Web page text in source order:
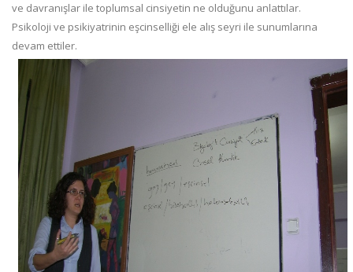
ve davranışlar ile toplumsal cinsiyetin ne olduğunu anlattılar.
Psikoloji ve psikiyatrinin eşcinselliği ele alış seyri ile sunumlarına
devam ettiler.